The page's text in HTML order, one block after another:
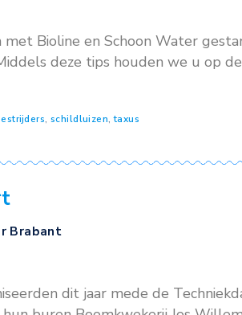
in
samen met Bioline en
Middels deze tips